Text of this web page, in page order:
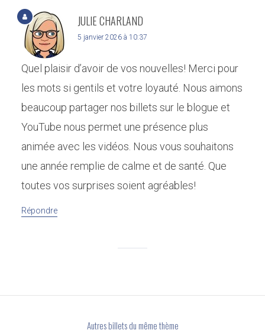
JULIE CHARLAND
5 janvier 2026 à 10:37
Quel plaisir d’avoir de vos nouvelles! Merci pour
les mots si gentils et votre loyauté. Nous aimons
beaucoup partager nos billets sur le blogue et
YouTube nous permet une présence plus
animée avec les vidéos. Nous vous souhaitons
une année remplie de calme et de santé. Que
toutes vos surprises soient agréables!
Répondre
Autres billets du même thème